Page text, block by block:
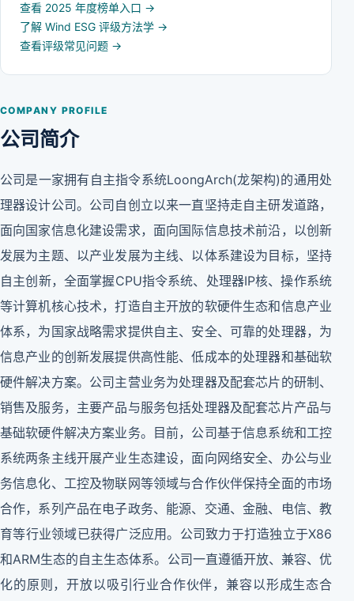
COMPANY PROFILE
公司简介
公司是一家拥有自主指令系统LoongArch(龙架构)的通用处
理器设计公司。公司自创立以来一直坚持走自主研发道路，
面向国家信息化建设需求，面向国际信息技术前沿，以创新
发展为主题、以产业发展为主线、以体系建设为目标，坚持
自主创新，全面掌握CPU指令系统、处理器IP核、操作系统
等计算机核心技术，打造自主开放的软硬件生态和信息产业
体系，为国家战略需求提供自主、安全、可靠的处理器，为
信息产业的创新发展提供高性能、低成本的处理器和基础软
硬件解决方案。公司主营业务为处理器及配套芯片的研制、
销售及服务，主要产品与服务包括处理器及配套芯片产品与
基础软硬件解决方案业务。目前，公司基于信息系统和工控
系统两条主线开展产业生态建设，面向网络安全、办公与业
务信息化、工控及物联网等领域与合作伙伴保持全面的市场
合作，系列产品在电子政务、能源、交通、金融、电信、教
育等行业领域已获得广泛应用。公司致力于打造独立于X86
和ARM生态的自主生态体系。公司一直遵循开放、兼容、优
化的原则，开放以吸引行业合作伙伴，兼容以形成生态合
查看 2025 年度榜单入口 →
了解 Wind ESG 评级方法学 →
查看评级常见问题 →